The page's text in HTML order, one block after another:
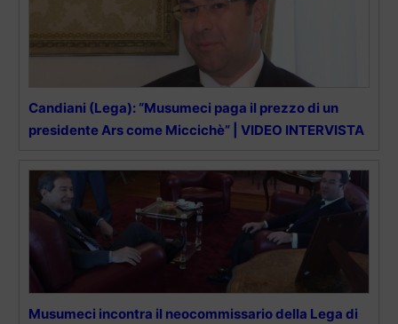
Candiani (Lega): “Musumeci paga il prezzo di un
presidente Ars come Miccichè” | VIDEO INTERVISTA
Musumeci incontra il neocommissario della Lega di